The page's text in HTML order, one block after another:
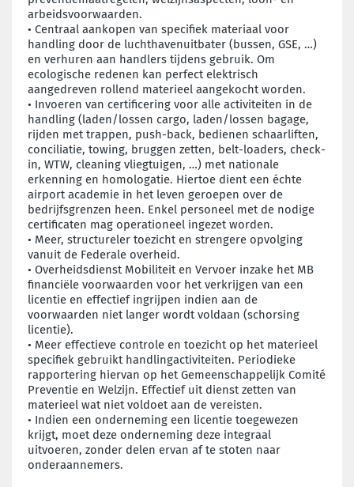
arbeidsvoorwaarden.
• Centraal aankopen van specifiek materiaal voor
handling door de luchthavenuitbater (bussen, GSE, …)
en verhuren aan handlers tijdens gebruik. Om
ecologische redenen kan perfect elektrisch
aangedreven rollend materieel aangekocht worden.
• Invoeren van certificering voor alle activiteiten in de
handling (laden/lossen cargo, laden/lossen bagage,
rijden met trappen, push-back, bedienen schaarliften,
conciliatie, towing, bruggen zetten, belt-loaders, check-
in, WTW, cleaning vliegtuigen, …) met nationale
erkenning en homologatie. Hiertoe dient een échte
airport academie in het leven geroepen over de
bedrijfsgrenzen heen. Enkel personeel met de nodige
certificaten mag operationeel ingezet worden.
• Meer, structureler toezicht en strengere opvolging
vanuit de Federale overheid.
• Overheidsdienst Mobiliteit en Vervoer inzake het MB
financiële voorwaarden voor het verkrijgen van een
licentie en effectief ingrijpen indien aan de
voorwaarden niet langer wordt voldaan (schorsing
licentie).
• Meer effectieve controle en toezicht op het materieel
specifiek gebruikt handlingactiviteiten. Periodieke
rapportering hiervan op het Gemeenschappelijk Comité
Preventie en Welzijn. Effectief uit dienst zetten van
materieel wat niet voldoet aan de vereisten.
• Indien een onderneming een licentie toegewezen
krijgt, moet deze onderneming deze integraal
uitvoeren, zonder delen ervan af te stoten naar
onderaannemers.